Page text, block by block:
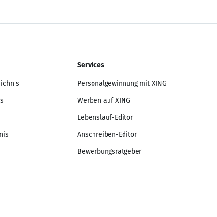
Services
Personalgewinnung mit XING
Werben auf XING
Lebenslauf-Editor
Anschreiben-Editor
Bewerbungsratgeber